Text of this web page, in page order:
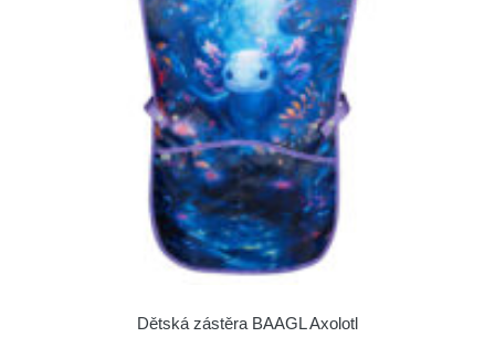
Dětská zástěra BAAGL Axolotl